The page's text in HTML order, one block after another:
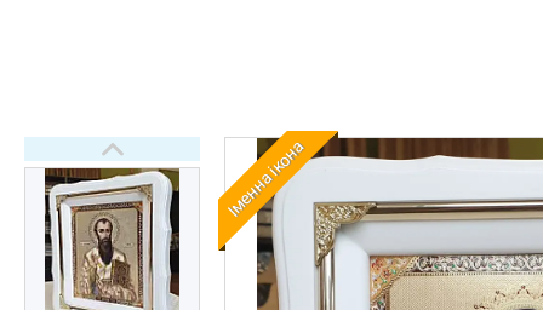
Іменна ікона